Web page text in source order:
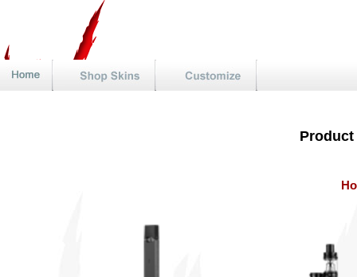
Product